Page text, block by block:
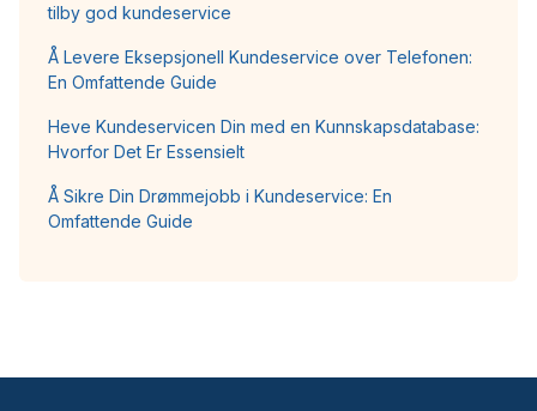
tilby god kundeservice
Å Levere Eksepsjonell Kundeservice over Telefonen:
En Omfattende Guide
Heve Kundeservicen Din med en Kunnskapsdatabase:
Hvorfor Det Er Essensielt
Å Sikre Din Drømmejobb i Kundeservice: En
Omfattende Guide